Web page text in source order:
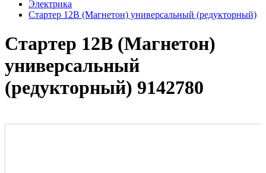
Электрика
Стартер 12В (Магнетон) универсальный (редукторный)
Стартер 12В (Магнетон)
универсальный
(редукторный) 9142780